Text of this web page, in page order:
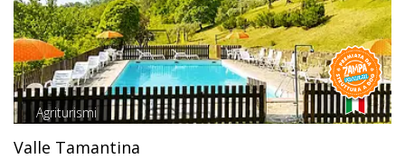
Agriturismi
Valle Tamantina